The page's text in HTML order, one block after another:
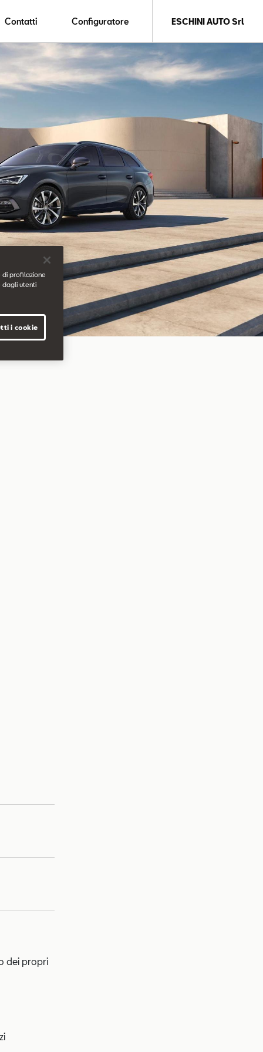
Contatti Configuratore ESCHINI AUTO Srl
dei propri
di profilazione
dagli utenti
i cookie